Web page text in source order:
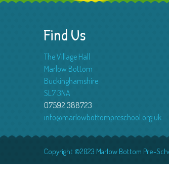
Find Us
The Village Hall
Marlow Bottom
Buckinghamshire
SL7 3NA
07592 388723
info@marlowbottompreschool.org.uk
Copyright ©2023 Marlow Bottom Pre-